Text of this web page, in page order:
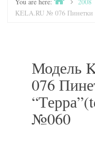
KELA.RU № 076
Модель
076
№060